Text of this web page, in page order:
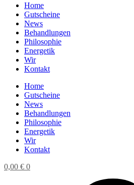
Home
Gutscheine
News
Behandlungen
Philosophie
Energetik
Wir
Kontakt
Home
Gutscheine
News
Behandlungen
Philosophie
Energetik
Wir
Kontakt
0,00 € 0